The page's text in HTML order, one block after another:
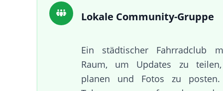
Lokale Community-Gruppe
Ein städtischer Fahrradclub
Raum, um Updates zu
planen und Fotos zu